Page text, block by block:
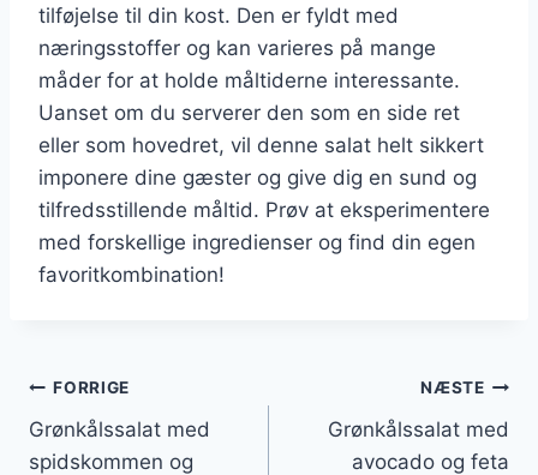
tilføjelse til din kost. Den er fyldt med
næringsstoffer og kan varieres på mange
måder for at holde måltiderne interessante.
Uanset om du serverer den som en side ret
eller som hovedret, vil denne salat helt sikkert
imponere dine gæster og give dig en sund og
tilfredsstillende måltid. Prøv at eksperimentere
med forskellige ingredienser og find din egen
favoritkombination!
Indlægsnavigation
FORRIGE
Grønkålssalat med
spidskommen og
NÆSTE
Grønkålssalat med
avocado og feta